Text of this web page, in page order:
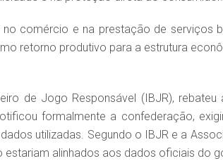
comércio e na prestação de serviços
retorno produtivo para a estrutura
de Jogo Responsável (IBJR), rebateu
formalmente a confederação,
utilizadas. Segundo o IBJR e a
alinhados aos dados oficiais do